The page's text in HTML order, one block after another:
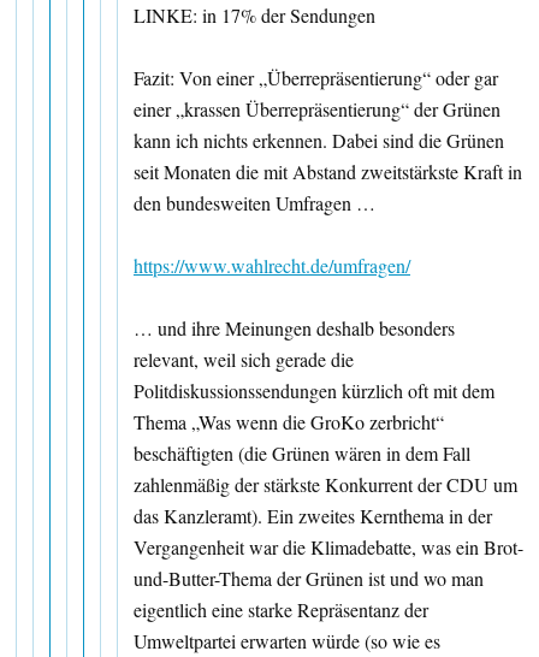
LINKE: in 17% der Sendungen
Fazit: Von einer „Überrepräsentierung“ oder gar
einer „krassen Überrepräsentierung“ der Grünen
kann ich nichts erkennen. Dabei sind die Grünen
seit Monaten die mit Abstand zweitstärkste Kraft in
den bundesweiten Umfragen …
https://www.wahlrecht.de/umfragen/
… und ihre Meinungen deshalb besonders
relevant, weil sich gerade die
Politdiskussionssendungen kürzlich oft mit dem
Thema „Was wenn die GroKo zerbricht“
beschäftigten (die Grünen wären in dem Fall
zahlenmäßig der stärkste Konkurrent der CDU um
das Kanzleramt). Ein zweites Kernthema in der
Vergangenheit war die Klimadebatte, was ein Brot-
und-Butter-Thema der Grünen ist und wo man
eigentlich eine starke Repräsentanz der
Umweltpartei erwarten würde (so wie es